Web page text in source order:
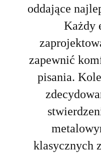
oddające
Każdy
zapewnić
pisania.
klasycznych